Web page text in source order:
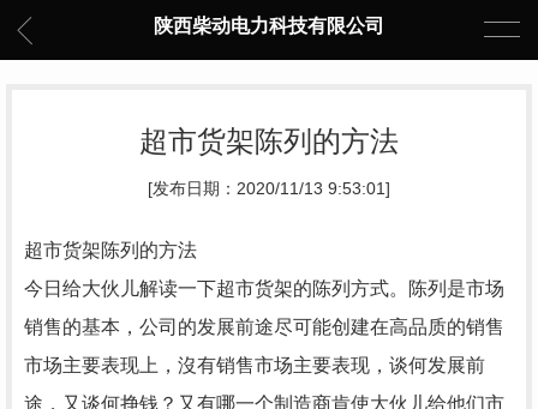
陕西柴动电力科技有限公司
超市货架陈列的方法
[发布日期：2020/11/13 9:53:01]
超市货架陈列的方法
今日给大伙儿解读一下超市货架的陈列方式。陈列是市场
销售的基本，公司的发展前途尽可能创建在高品质的销售
市场主要表现上，沒有销售市场主要表现，谈何发展前
途，又谈何挣钱？又有哪一个制造商肯使大伙儿给他们市